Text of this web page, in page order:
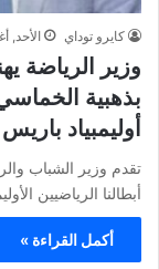
كايرو توداي الأحد, أغسطس
وزير الرياضة
بذهبية
أوليمبياد باريس
تقدم وزير الشباب
أبطالنا الرياضيين
أكمل القراءة »